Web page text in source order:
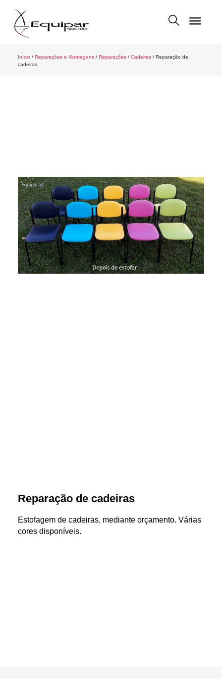
Início / Reparações e Montagens/ Reparações/ Cadeiras/ Reparação de
cadeiras
Reparação de cadeiras
Estofagem de cadeiras, mediante orçamento. Várias
cores disponíveis.